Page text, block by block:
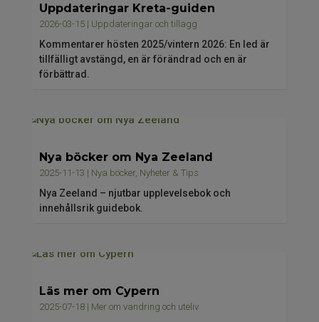
Uppdateringar Kreta-guiden
2026-03-15| Uppdateringar och tillägg
Kommentarer hösten 2025/vintern 2026: En led är
tillfälligt avstängd, en är förändrad och en är
förbättrad.
Nya böcker om Nya Zeeland
2025-11-13 | Nya böcker, Nyheter & Tips
Nya Zeeland – njutbar upplevelsebok och
innehållsrik guidebok.
Läs mer om Cypern
2025-07-18| Mer om vandring och uteliv